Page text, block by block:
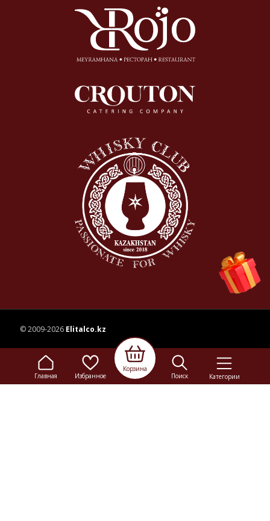
Главная Избранное
Корзина
Поиск
Категории
© 2009-2026 Elitalco.kz
Сайт носит информационный характер и не является
рекламой.
Сделка купли-продажи на основании публичной
оферты